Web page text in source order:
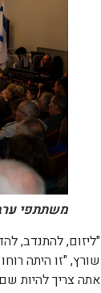
משתתפי
"ליזום, להתנדב,
שורץ, "זו היתה
אתה צריך להיות